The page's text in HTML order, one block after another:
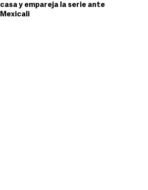
casa y empareja la serie ante
Mexicali